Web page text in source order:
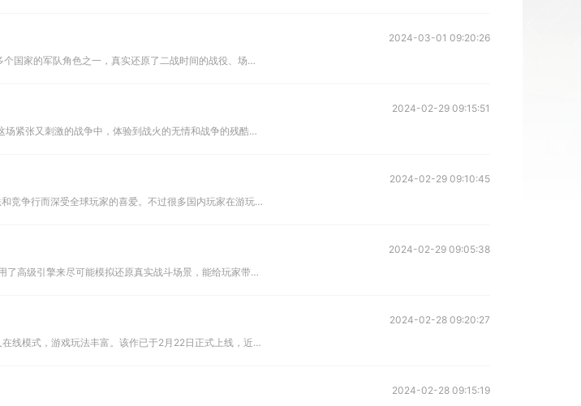
2024-03-01 09:20:26
战地5是战地系列的续作之一，玩家可以在其中体验”海陆空“三种作战方式，并且还可以选择成为多个国家的军队角色之一，真实还原了二战时间的战役、场景、武器等一系列内容，让玩家有机会创造自己的作战小队，体验二
2024-02-29 09:15:51
战地5是一款以第二次世界大战为游戏背景的大型射击游戏，玩家将扮演不同的战役参与者，进入这场紧张又刺激的战争中，体验到战火的无情和战争的残酷。最近有玩家在游戏中遇到联机失败或无法联机组队的问题，本文就给
2024-02-29 09:10:45
绝地求生/PUBG也被玩家戏称为吃鸡，该作是一款免费的战术竞技射击沙盒游戏，以其独特的玩法和竞争行而深受全球玩家的喜爱。不过很多国内玩家在游玩该作时，经常被游戏内的延迟高、黑屏、界面显示空白等问题困扰
2024-02-29 09:05:38
DIRECT CONTACT是一款融入了现代军事战争元素的全新射击游戏，不同于经典FPS游戏，它采用了高级引擎来尽可能模拟还原真实战斗场景，能给玩家带来不一样的游戏体验。所以很多FPS玩家都对这款游戏
2024-02-28 09:20:27
最后纪元（Last Epoch）是一款由Eleventh Hour Games开发的暗黑类刷宝游戏，支持单人和多人在线模式，游戏玩法丰富。该作已于2月22日正式上线，近期有不少玩家反馈遇到游戏加载慢、
2024-02-28 09:15:19